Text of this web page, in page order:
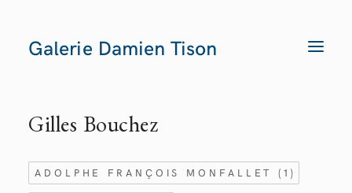
T
Galerie Damien Tison
Gilles Bouchez
ADOLPHE FRANÇOIS MONFALLET(1)